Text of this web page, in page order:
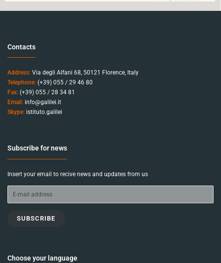
Contacts
Address: Via degli Alfani 68, 50121 Florence, Italy
Telephone: (+39) 055 / 29 46 80
Fax: (+39) 055 / 28 34 81
Email: info@galilei.it
Skype: istituto.galilei
Subscribe for news
Insert your email to recive news and updates from us
SUBSCRIBE
Choose your language